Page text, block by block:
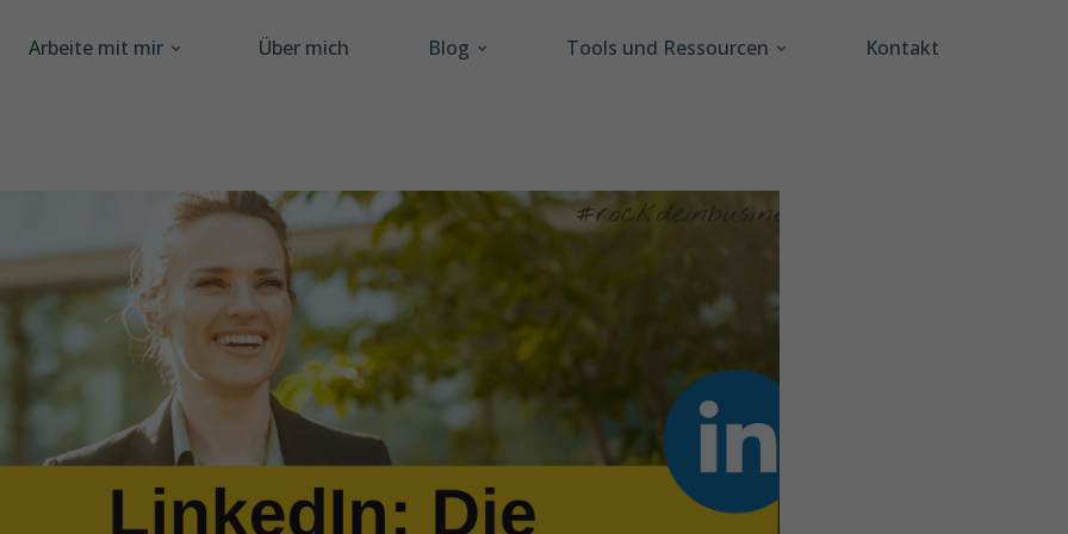
Arbeite mit mir Über mich Blog Tools und Ressourcen Kontakt